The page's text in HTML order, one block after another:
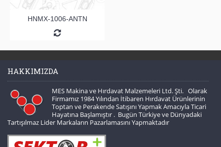
HNMX-1006-ANTN
HAKKIMIZDA
MES Makina ve Hırdavat Malzemeleri Ltd. Şti. Olarak
Firmamız 1984 Yılından İtibaren Hırdavat Ürünlerinin
Toptan ve Perakende Satışını Yapmak Amacıyla Ticari
Hayatına Başlamıştır . Bugün Türkiye ve Dünyadaki
Tartışılmaz Lider Markaların Pazarlamasını Yapmaktadır